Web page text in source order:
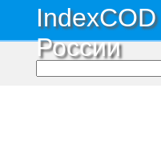
России